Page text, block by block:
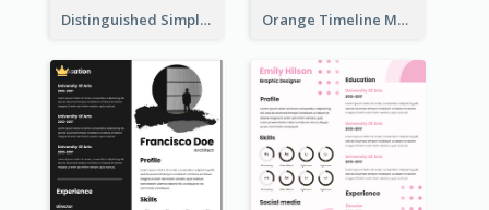
Distinguished Simple Professional Resume Orange Timeline Modern Resume